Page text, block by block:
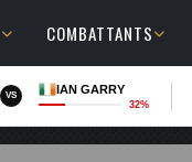
COMBATTANTS
VS IAN GARRY
32%